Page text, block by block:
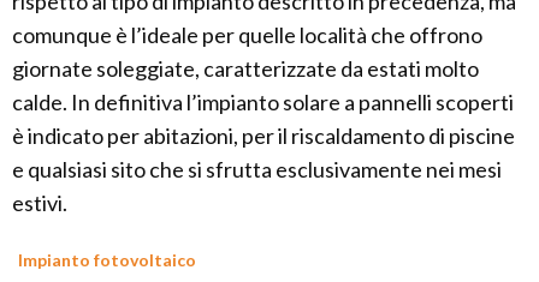
comunque è l’ideale per quelle località che offrono
giornate soleggiate, caratterizzate da estati molto
calde. In definitiva l’impianto solare a pannelli scoperti
è indicato per abitazioni, per il riscaldamento di piscine
e qualsiasi sito che si sfrutta esclusivamente nei mesi
estivi.
Impianto fotovoltaico